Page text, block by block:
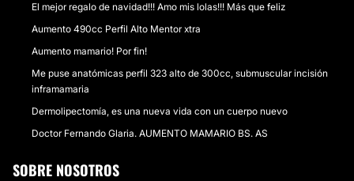
El mejor regalo de navidad!!! Amo mis lolas!!! Más que feliz
Aumento 490cc Perfil Alto Mentor xtra
Aumento mamario! Por fin!
Me puse anatómicas perfil 323 alto de 300cc, submuscular incisión
inframamaria
Dermolipectomía, es una nueva vida con un cuerpo nuevo
Doctor Fernando Glaria. AUMENTO MAMARIO BS. AS
SOBRE NOSOTROS